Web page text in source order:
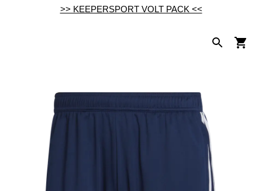
>> KEEPERSPORT VOLT PACK <<